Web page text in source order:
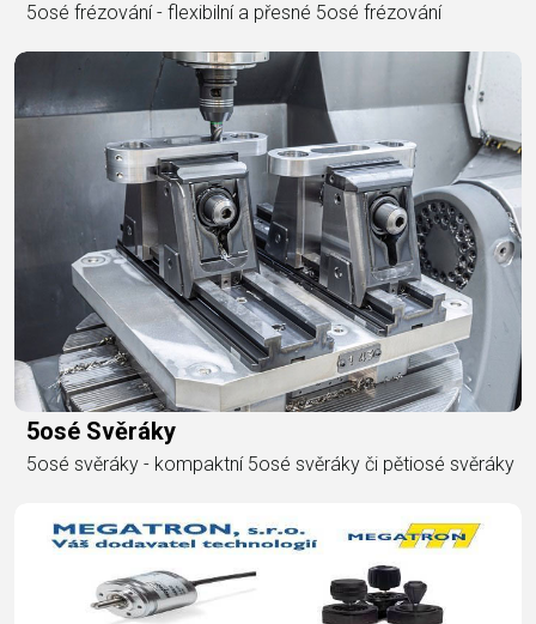
5osé frézování - flexibilní a přesné 5osé frézování
5osé Svěráky
5osé svěráky - kompaktní 5osé svěráky či pětiosé svěráky